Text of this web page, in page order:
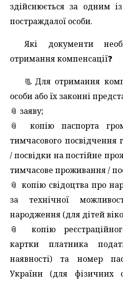
здійснюється за одним
постраждалої особи.
Які документи
отримання компенсації❓️
📃Для отримання
особи або їх законні
📎 заяву;
📎 копію паспорта
тимчасового посвідчення
/ посвідки на постійне
тимчасове проживання /
📎 копію свідоцтва про
за технічної
народження (для дітей
📎 копію
картки платника
наявності) та номер
України (для фізичних